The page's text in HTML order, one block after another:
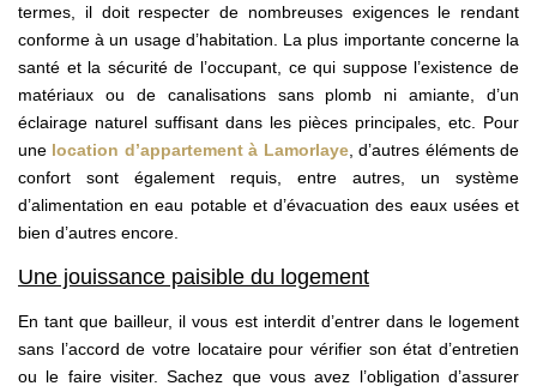
termes, il doit respecter de nombreuses exigences le rendant
conforme à un usage d’habitation. La plus importante concerne la
santé et la sécurité de l’occupant, ce qui suppose l’existence de
matériaux ou de canalisations sans plomb ni amiante, d’un
éclairage naturel suffisant dans les pièces principales, etc. Pour
une location d’appartement à Lamorlaye, d’autres éléments de
confort sont également requis, entre autres, un système
d’alimentation en eau potable et d’évacuation des eaux usées et
bien d’autres encore.
Une jouissance paisible du logement
En tant que bailleur, il vous est interdit d’entrer dans le logement
sans l’accord de votre locataire pour vérifier son état d’entretien
ou le faire visiter. Sachez que vous avez l’obligation d’assurer